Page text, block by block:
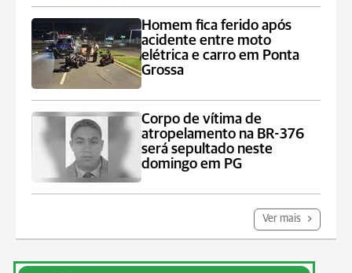
Homem fica ferido após
acidente entre moto
elétrica e carro em Ponta
Grossa
Corpo de vítima de
atropelamento na BR-376
será sepultado neste
domingo em PG
Ver mais